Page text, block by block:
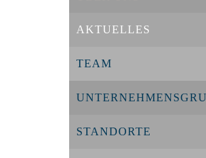
AKTUELLES
TEAM
STANDORTE